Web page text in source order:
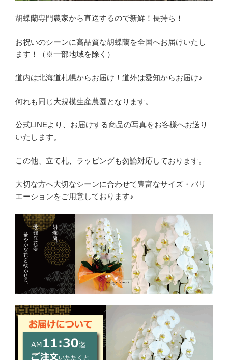
胡蝶蘭専門農家から直送するので新鮮！長持ち！
お祝いのシーンに高品質な胡蝶蘭を全国へお届けいたし
ます！（※一部地域を除く）
道内は北海道札幌からお届け！道外は愛知からお届け♪
何れも同じ大規模生産農園となります。
公式LINEより、お届けする商品の写真をお客様へお送り
いたします。
この他、立て札、ラッピングも勿論対応しております。
大切な方へ大切なシーンに合わせて豊富なサイズ・バリ
エーションをご用意しております♪